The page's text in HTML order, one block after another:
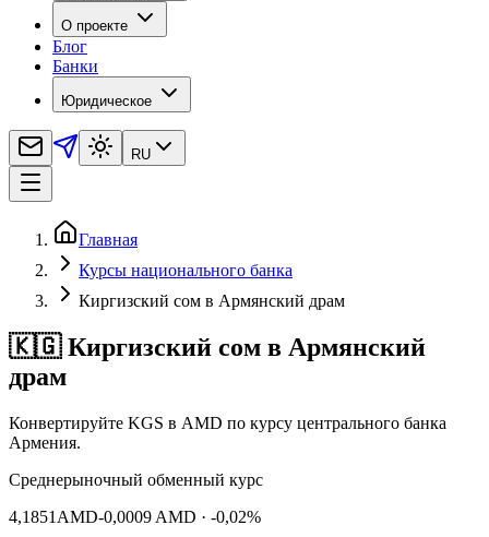
О проекте
Блог
Банки
Юридическое
RU
Главная
Курсы национального банка
Киргизский сом в Армянский драм
🇰🇬 Киргизский сом в Армянский
драм
Конвертируйте KGS в AMD по курсу центрального банка
Армения.
Среднерыночный обменный курс
4,1851 AMD-0,0009 AMD · -0,02%